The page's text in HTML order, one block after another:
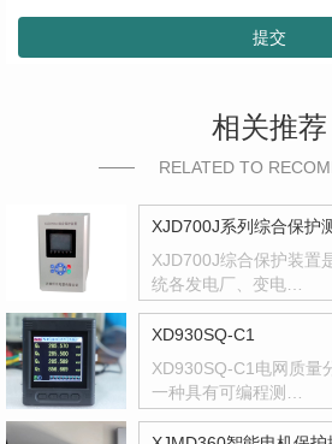
提交
相关推荐
RELATED TO
XJD700J系列综合保护
XJD700J综合保护装置
统各发电厂、变电…
XD930SQ-C1
XD930SQ-C1电网质量
一种具有可编程测…